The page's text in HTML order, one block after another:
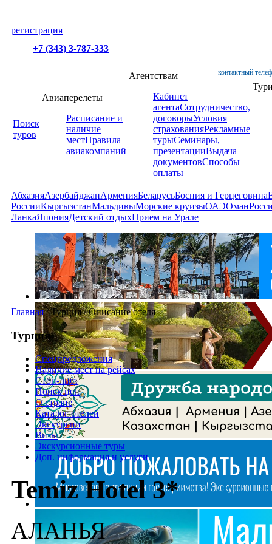
регистрация
+7 (343) 3-787-333
контактный
Поиск
туров
Авиаперелеты
Расписание и
наличие
местПравила
авиакомпаний
Агентствам
Кабинет
агентаСотрудничество,
договорыУсловия
страхованияРекламные
турыСеминары,
презентацииВыдача
документовСпособы
оплаты
АбхазияАзербайджанАрменияБеларусьБосния и Герцеговина
РоссииКыргызстанМальдивыМорские круизыОАЭОман
ЛанкаЯпонияДетский отдыхПрием на Урале
Главная /Турция/Описание отеля
Турция
Спецпредложения
Наличие мест на рейсах
Стоп-лист
Поиск цен
О стране
Каталог отелей
Экскурсии
Визы
Экскурсионные туры
Доп. информация и услуги
Temiz Hotel 3*
АЛАНЬЯ